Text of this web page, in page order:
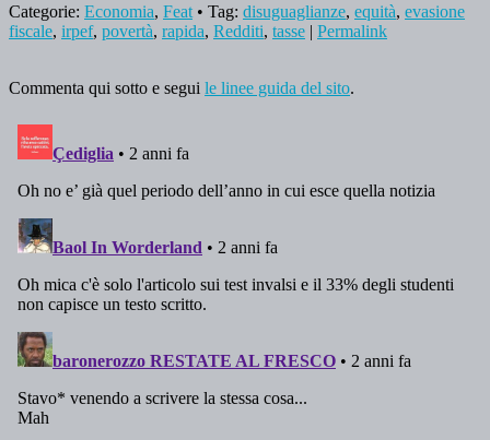
Categorie: Economia, Feat • Tag: disuguaglianze, equità, evasione
fiscale, irpef, povertà, rapida, Redditi, tasse | Permalink
Commenta qui sotto e segui le linee guida del sito.